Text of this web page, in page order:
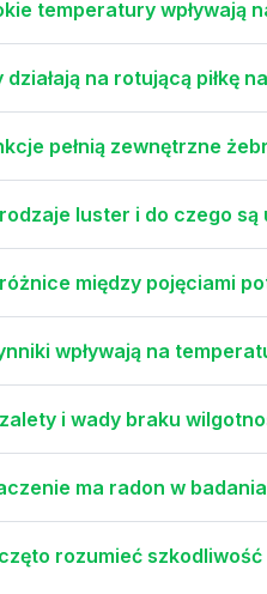
temperatury wpływają
działają na rotującą piłkę
pełnią zewnętrzne
luster i do czego są
między pojęciami
wpływają na
i wady braku
ma radon w
rozumieć